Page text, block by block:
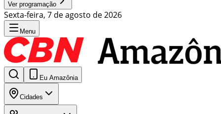
Ver programação
Sexta-feira, 7 de agosto de 2026
Menu
Eu Amazônia
Cidades